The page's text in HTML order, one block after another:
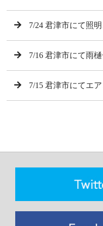
7/24 君津市にて照
7/16 君津市にて雨
7/15 君津市にてエ